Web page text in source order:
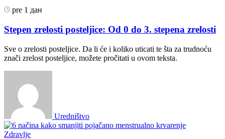
pre 1 дан
Stepen zrelosti posteljice: Od 0 do 3. stepena zrelosti
Sve o zrelosti posteljice. Da li će i koliko uticati te šta za trudnoću
znači zrelost posteljice, možete pročitati u ovom teksta.
Uredništvo
Zdravlje